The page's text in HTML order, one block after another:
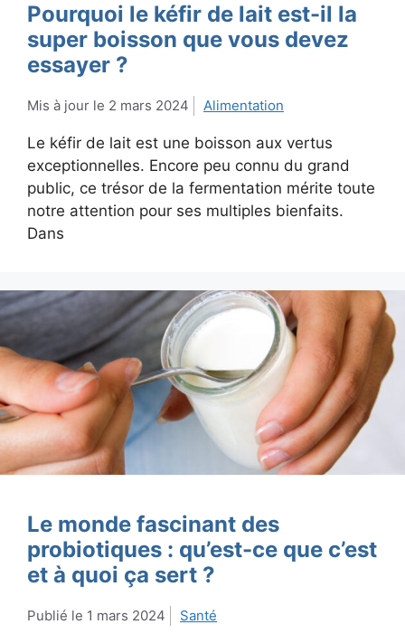
Pourquoi le kéfir de lait est-il la
super boisson que vous devez
essayer ?
2 mars 2024 Alimentation
Le kéfir de lait est une boisson aux vertus
exceptionnelles. Encore peu connu du grand
public, ce trésor de la fermentation mérite toute
notre attention pour ses multiples bienfaits.
Dans
Le monde fascinant des
probiotiques : qu’est-ce que c’est
et à quoi ça sert ?
1 mars 2024 Santé